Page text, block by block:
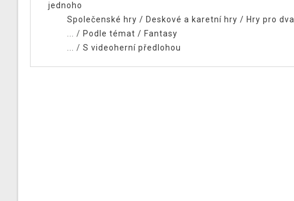
jednoho
Společenské hry / Deskové a karetní hry / Hry pro dva
... / Podle témat / Fantasy
... / S videoherní předlohou